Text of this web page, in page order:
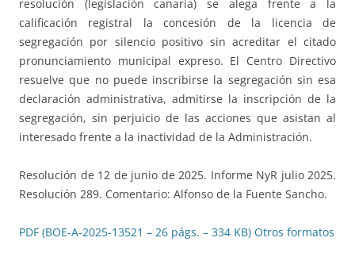
resolución (legislación canaria) se alega frente a la
calificación registral la concesión de la licencia de
segregación por silencio positivo sin acreditar el citado
pronunciamiento municipal expreso. El Centro Directivo
resuelve que no puede inscribirse la segregación sin esa
declaración administrativa, admitirse la inscripción de la
segregación, sin perjuicio de las acciones que asistan al
interesado frente a la inactividad de la Administración.
Resolución de 12 de junio de 2025. Informe NyR julio 2025.
Resolución 289. Comentario: Alfonso de la Fuente Sancho.
PDF (BOE-A-2025-13521 – 26 págs. – 334 KB) Otros formatos